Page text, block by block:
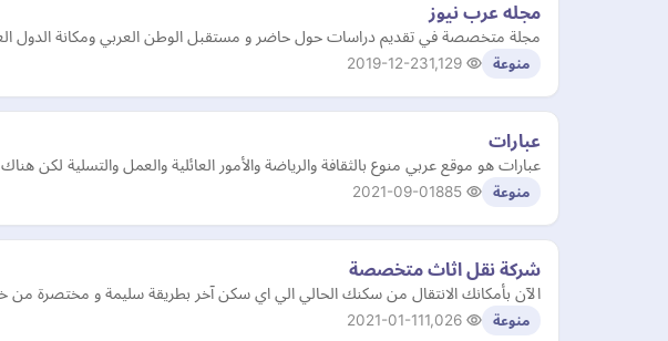
مجله عرب نيوز
مجلة متخصصة في تقديم دراسات حول حاضر و مستقبل الوطن العربي ومكانة الدول
منوعة 2019-12-23
عبارات
عبارات هو موقع عربي منوع بالثقافة والرياضة والأمور العائلية والعمل والتسلية لكن
منوعة 2021-09-01
شركة نقل اثاث متخصصة
الآن بأمكانك الانتقال من سكنك الحالي الي اي سكن آخر بطريقة سليمة و مختصرة من
منوعة 2021-01-11